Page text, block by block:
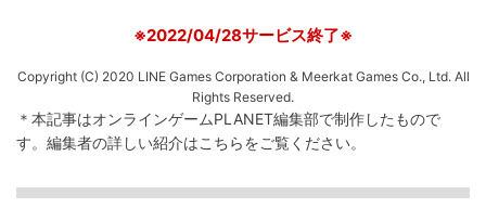
※2022/04/28サービス終了※
Copyright (C) 2020 LINE Games Corporation & Meerkat Games Co., Ltd. All
Rights Reserved.
＊本記事はオンラインゲームPLANET編集部で制作したもので
す。 編集者の詳しい紹介はこちらをご覧ください。